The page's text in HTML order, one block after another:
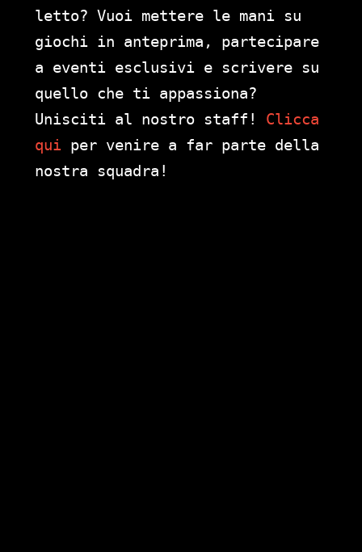
letto? Vuoi mettere le mani su
giochi in anteprima, partecipare
a eventi esclusivi e scrivere su
quello che ti appassiona?
Unisciti al nostro staff! Clicca
qui per venire a far parte della
nostra squadra!